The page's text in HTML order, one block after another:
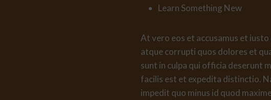
Learn Something New
At vero eos et accusamus et
atque corrupti quos dolores et
sunt in culpa qui officia deserunt
facilis est et expedita distinctio.
impedit quo minus id quod